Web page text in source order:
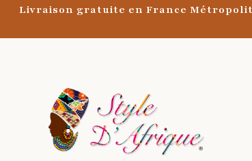
Livraison gratuite en France